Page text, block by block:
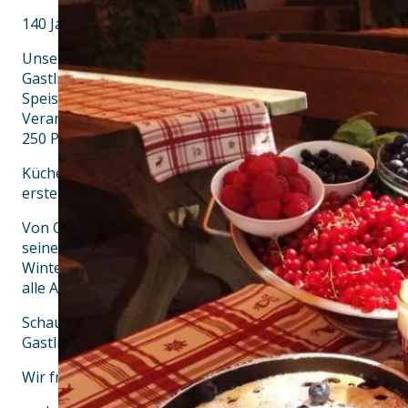
140 Jahre Unterwirt – Tradition in der 5. Generation
Unser Gasthof in Türkenfeld – nahe des 5 Seen-
Gastlichkeit jedermann zum Verweilen ein.
Speisen aus unserer Küche, geräumige
Veranstaltungsräume für Familienfeiern, Vereinsfeste,
250 Personen warten bei uns auf Sie.
Küchenmeister Josef Hartl junior steht auf seine
erstebt neue Produzenten und Landwirte für sein
Von Ostern bis November ist der Unterwirt als beliebte
seinem Festsaal und dem Weinstadl über viele
Winter wird ein abwechslungsreiches Musik-, Kabarett
alle Altersklassen dar geboten.
Schaun´s vorbei beim Unterwirt und lassen Sie sich
Gastlichkeit.
Wir freuen uns auf Ihren Besuch